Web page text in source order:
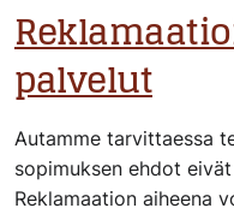
palvelut
Autamme tarvittaessa
sopimuksen ehdot
Reklamaation aiheena